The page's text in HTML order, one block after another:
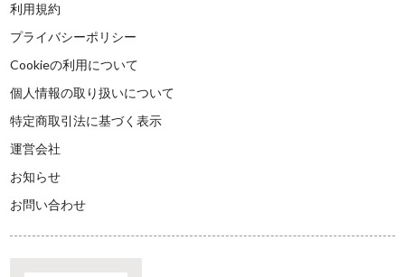
利用規約
プライバシーポリシー
Cookieの利用について
個人情報の取り扱いについて
特定商取引法に基づく表示
運営会社
お知らせ
お問い合わせ